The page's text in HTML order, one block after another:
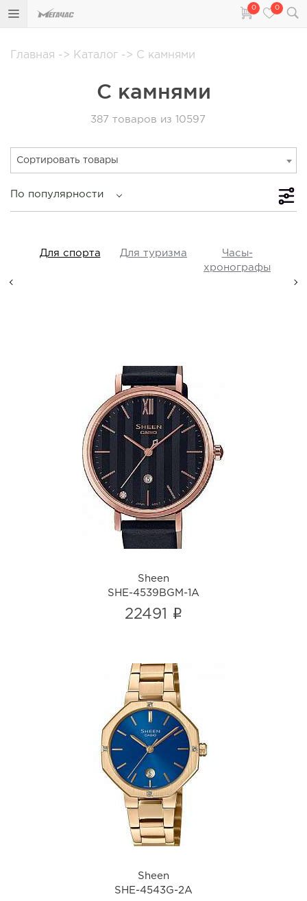
0 0
Главная -> Каталог -> С камнями
С камнями
387 товаров из 10597
Сортировать товары
По популярности
Для спорта Для туризма
Часы-
хронографы
Sheen
SHE-4539BGM-1A
i
Sheen
SHE-4539BGM-1A
22491 i
Sheen
SHE-4543G-2A
i
Sheen
SHE-4543G-2A